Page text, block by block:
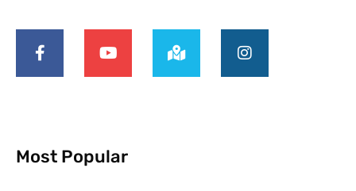
Most Popular